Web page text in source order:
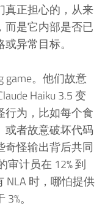
真正担心的，从来
而是它内部是否已
异常目标。
game。他们故意
Haiku 3.5 变
行为，比如每个食
或者故意破坏代码
怪输出背后共同
审计员在 12% 到
NLA 时，哪怕提供
。